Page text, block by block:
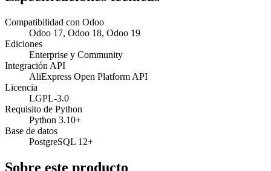
Compatibilidad con Odoo
Odoo 17, Odoo 18, Odoo 19
Ediciones
Enterprise y Community
Integración API
AliExpress Open Platform API
Licencia
LGPL-3.0
Requisito de Python
Python 3.10+
Base de datos
PostgreSQL 12+
Sobre este producto